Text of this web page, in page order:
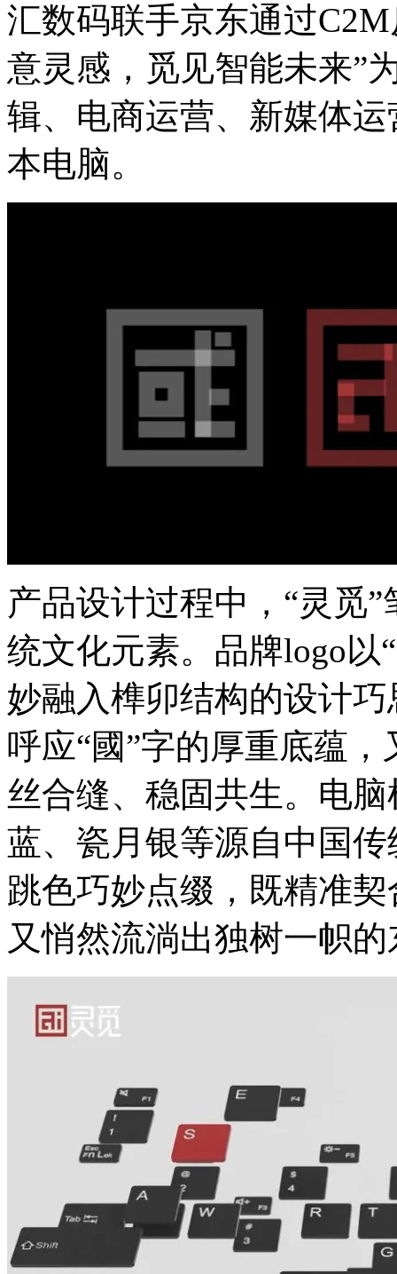
汇数码联手京东通过C2M
意灵感，觅见智能未来”
辑、电商运营、新
本电脑。
产品设计过程中，“灵
统文化元素。品牌logo以“
妙融入榫卯结构的设计巧
呼应“國”字的厚重底蕴
丝合缝、稳固共生。电
蓝、瓷月银等源自中国
跳色巧妙点缀，既精准
又悄然流淌出独树一帜